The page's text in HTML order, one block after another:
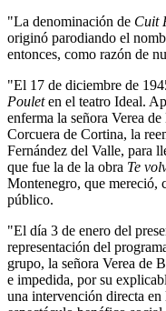
"La denominación de Cuit
originó parodiando el
entonces, como razón de
"El 17 de diciembre de
Pouleten el teatro Ideal.
enferma la señora Verea
Corcuera de Cortina, la
Fernández del Valle, para
que fue la de la obra Te
Montenegro, que mereció,
público.
"El día 3 de enero del
representación del
grupo, la señora Verea de
e impedida, por su
una intervención directa